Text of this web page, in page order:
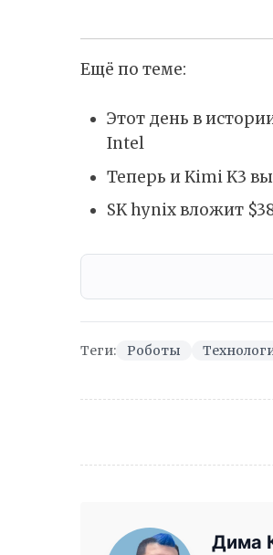
Ещё по теме:
Этот день в
Intel
Теперь и Kimi K3
SK hynix вложит
Теги: Роботы
Дима